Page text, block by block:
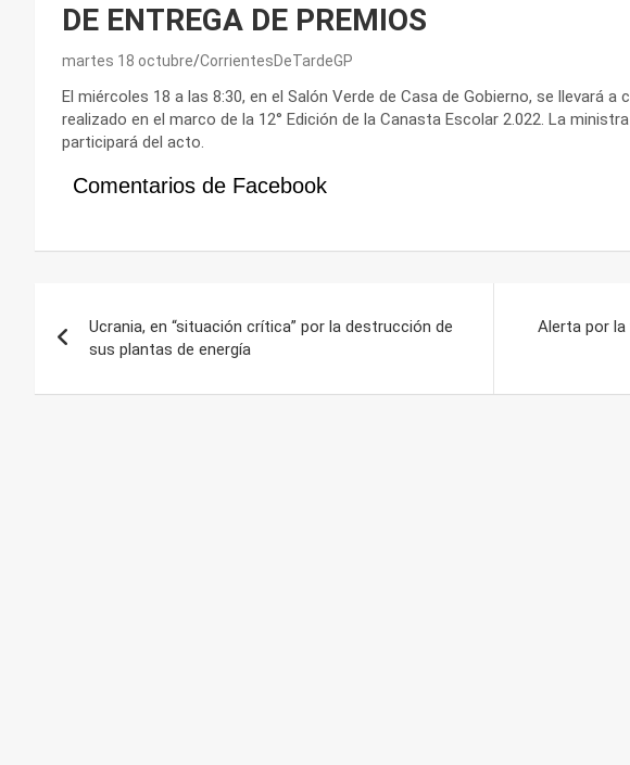
DE ENTREGA DE PREMIOS
martes 18 octubre CorrientesDeTardeGP
El miércoles 18 a las 8:30, en el Salón Verde de Casa de Gobierno, se llevará
realizado en el marco de la 12° Edición de la Canasta Escolar 2.022. La
participará del acto.
Comentarios de Facebook
de
entradas
Ucrania, en “situación crítica” por la destrucción de
sus plantas de energía
Alerta por